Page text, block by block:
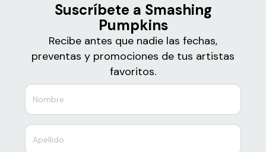
Suscríbete a Smashing
Pumpkins
Recibe antes que nadie las fechas,
preventas y promociones de tus artistas
favoritos.